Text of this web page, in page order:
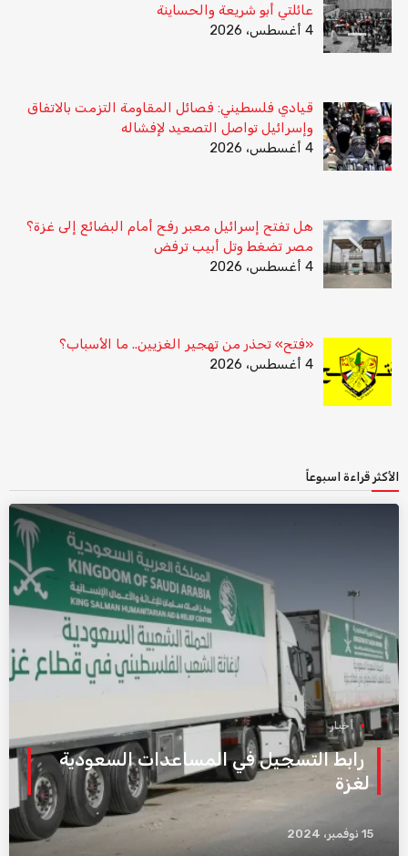
عائلتي أبو شريعة والحساينة
4 أغسطس، 2026
قيادي فلسطيني: فصائل المقاومة التزمت بالاتفاق
وإسرائيل تواصل التصعيد لإفشاله
4 أغسطس، 2026
هل تفتح إسرائيل معبر رفح أمام البضائع إلى غزة؟
مصر تضغط وتل أبيب ترفض
4 أغسطس، 2026
«فتح» تحذر من تهجير الغزيين.. ما الأسباب؟
4 أغسطس، 2026
الأكثر قراءة اسبوعاً
أخبار
رابط التسجيل في المساعدات السعودية
لغزة
15 نوفمبر، 2024